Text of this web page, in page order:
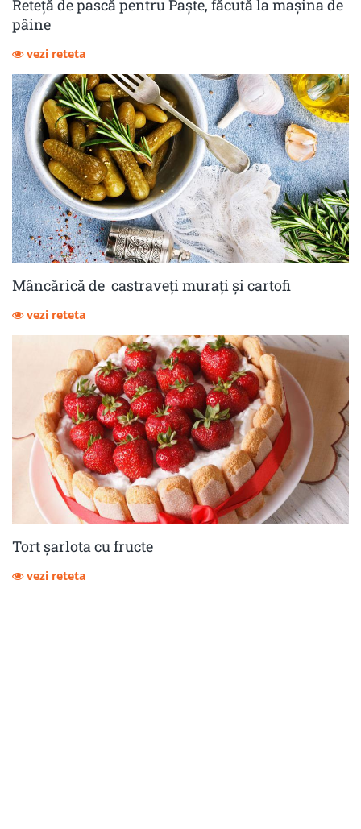
Reteță de pască pentru Paște, făcută la mașina de
pâine
vezi reteta
Mâncărică de castraveţi muraţi şi cartofi
vezi reteta
Tort șarlota cu fructe
vezi reteta